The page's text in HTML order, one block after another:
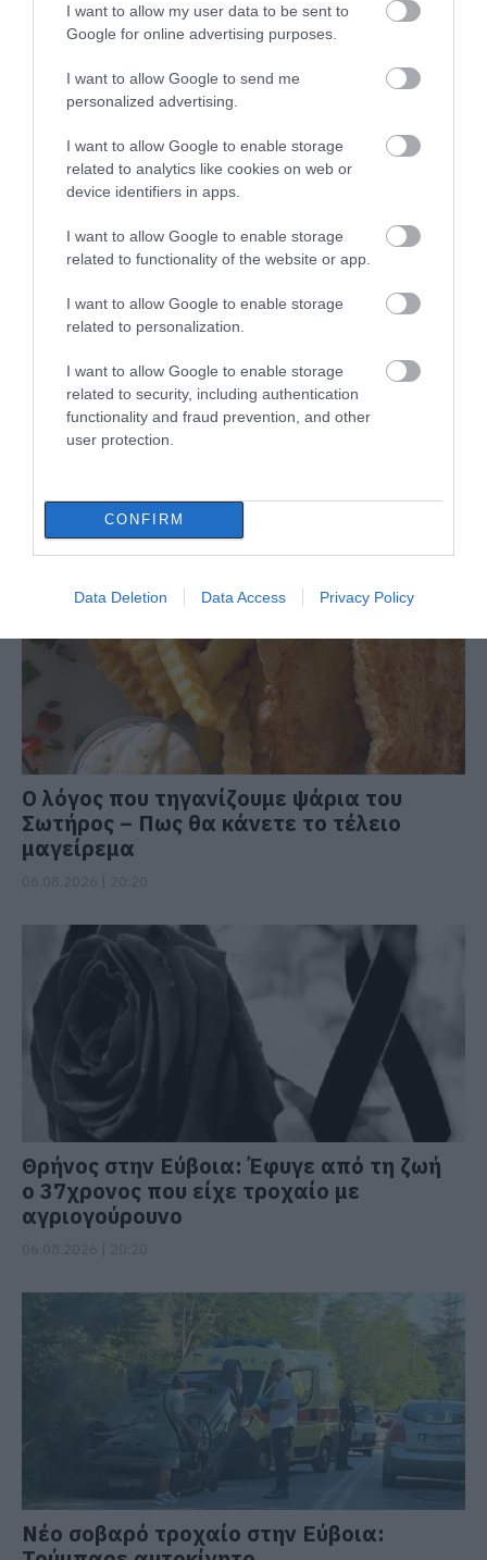
I want to allow my user data to be sent to
Google for online advertising purposes.
I want to allow Google to send me
personalized advertising.
I want to allow Google to enable storage
related to analytics like cookies on web or
device identifiers in apps.
I want to allow Google to enable storage
related to functionality of the website or app.
I want to allow Google to enable storage
related to personalization.
I want to allow Google to enable storage
related to security, including authentication
functionality and fraud prevention, and other
user protection.
CONFIRM
Data Deletion Data Access Privacy Policy
Έρχεται ισχυρό κύμα ζέστης:
Πότε η θερμοκρασία θα χτυπήσει
06.08.2026 | 16:30
ΔΙΑΒΑΣΤΕ ΕΠΙΣΗΣ
Ο λόγος που τηγανίζουμε ψάρια του
Σωτήρος – Πως θα κάνετε το τέλειο
μαγείρεμα
Θρήνος στην Εύβοια: Έφυγε από τη ζωή
ο 37χρονος που είχε τροχαίο με
αγριογούρουνο
Νέο σοβαρό τροχαίο στην Εύβοια: